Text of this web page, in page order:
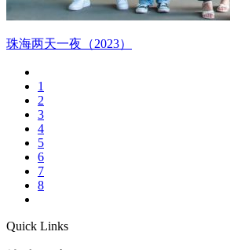
珠海两天一夜（2023）
1
2
3
4
5
6
7
8
Quick Links